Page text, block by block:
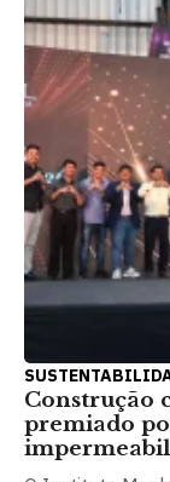
Construção
premiado